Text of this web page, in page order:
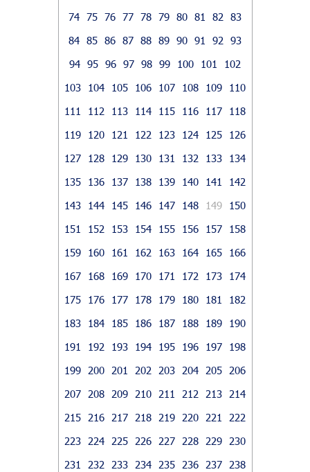
74 75 76 77 78 79 80 81 82
83
84 85 86 87 88 89 90 91 92
93
94 95 96 97 98 99 100 101
102
103
104 105 106 107 108 109
110
111
112 113 114 115 116 117
118
119
120 121 122 123 124 125
126
127
128 129 130 131 132 133
134
135
136 137 138 139 140 141
142
143
144 145 146 147 148 149
150
151
152 153 154 155 156 157
158
159
160 161 162 163 164 165
166
167
168 169 170 171 172 173
174
175
176 177 178 179 180 181
182
183
184 185 186 187 188 189
190
191
192 193 194 195 196 197
198
199
200 201 202 203 204 205
206
207
208 209 210 211 212 213
214
215
216 217 218 219 220 221
222
223
224 225 226 227 228 229
230
231
232 233 234 235 236 237
238